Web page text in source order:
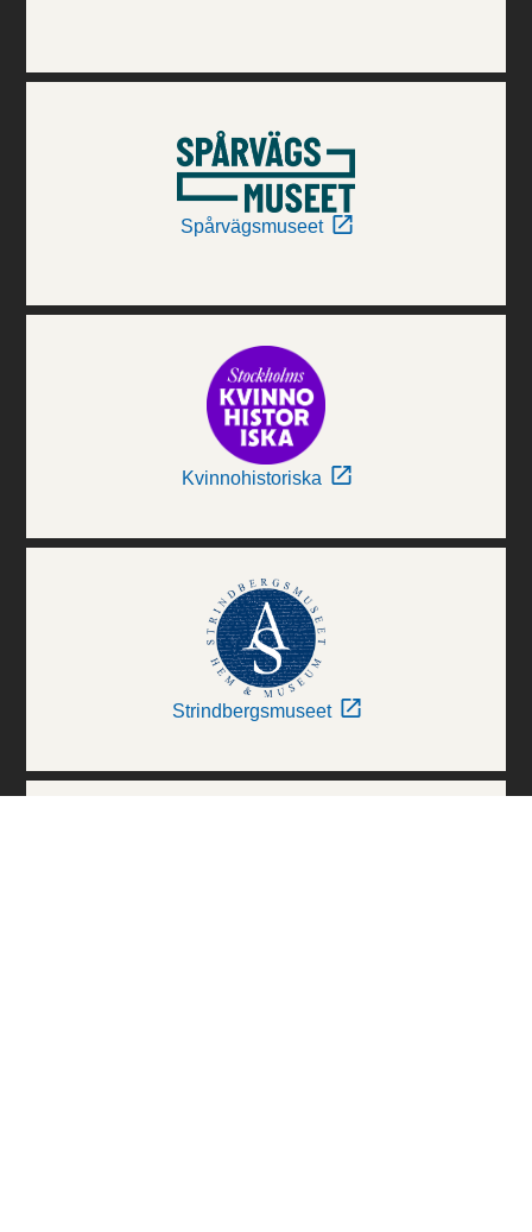
Spårvägsmuseet
Kvinnohistoriska
Strindbergsmuseet